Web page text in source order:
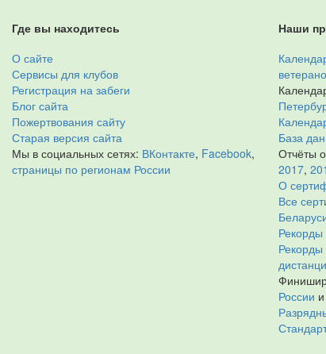
Где вы находитесь
О сайте
Сервисы для клубов
Регистрация на забеги
Блог сайта
Пожертвования сайту
Старая версия сайта
Мы в социальных сетях: ВКонтакте, Facebook,
страницы по регионам России
Наши
База
Отчёты
2017,
О
Все
Рекорды
России и